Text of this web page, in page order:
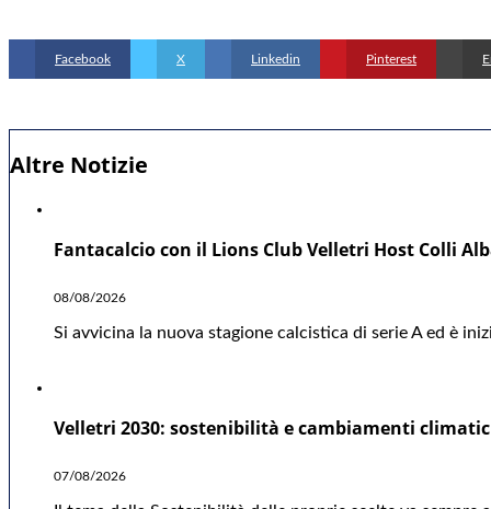
Altre Notizie
Fantacalcio con il Lions Club Velletri Host Colli
08/08/2026
Si avvicina la nuova stagione calcistica di serie A ed è
Velletri 2030: sostenibilità e cambiamenti
07/08/2026
Facebook X Linkedin Pinterest